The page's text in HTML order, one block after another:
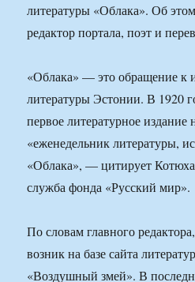
литературы «Облака». Об
редактор портала, поэт и
«Облака» — это обращение к
литературы Эстонии. В 1920
первое литературное
«еженедельник литературы,
«Облака», — цитирует
служба фонда «Русский мир».
По словам главного
возник на базе сайта
«Воздушный змей». В